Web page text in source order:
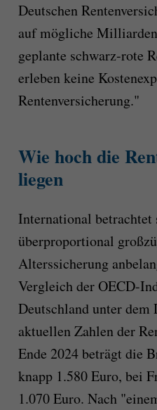
Deutschen
auf mögliche
geplante schwarz-rote
erleben keine
Rentenversicherung."
Wie hoch die
liegen
International
überproportional
Alterssicherung
Vergleich der OECD-
Deutschland unter
aktuellen Zahlen der
Ende 2024 beträgt die
knapp 1.580 Euro, bei
1.070 Euro. Nach